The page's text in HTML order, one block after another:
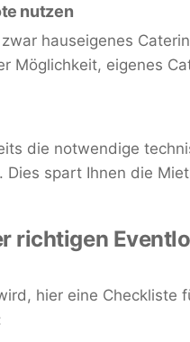
nutzen
hauseigenes
Möglichkeit, eigenes
die notwendige
spart Ihnen die
richtigen
hier eine Checkliste